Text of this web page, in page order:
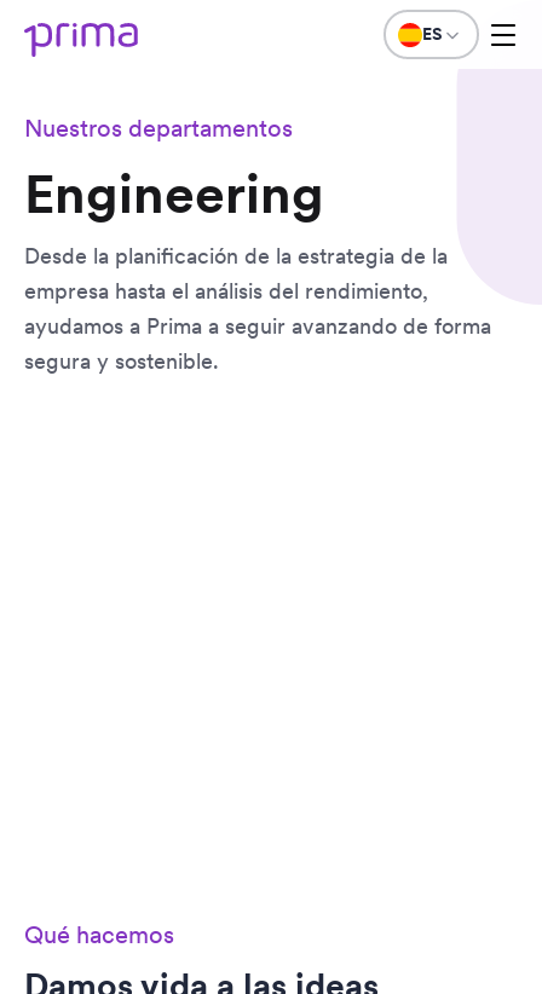
ES
Nuestros departamentos
Engineering
Desde la planificación de la estrategia de la
empresa hasta el análisis del rendimiento,
ayudamos a Prima a seguir avanzando de forma
segura y sostenible.
Qué hacemos
Damos vida a las ideas